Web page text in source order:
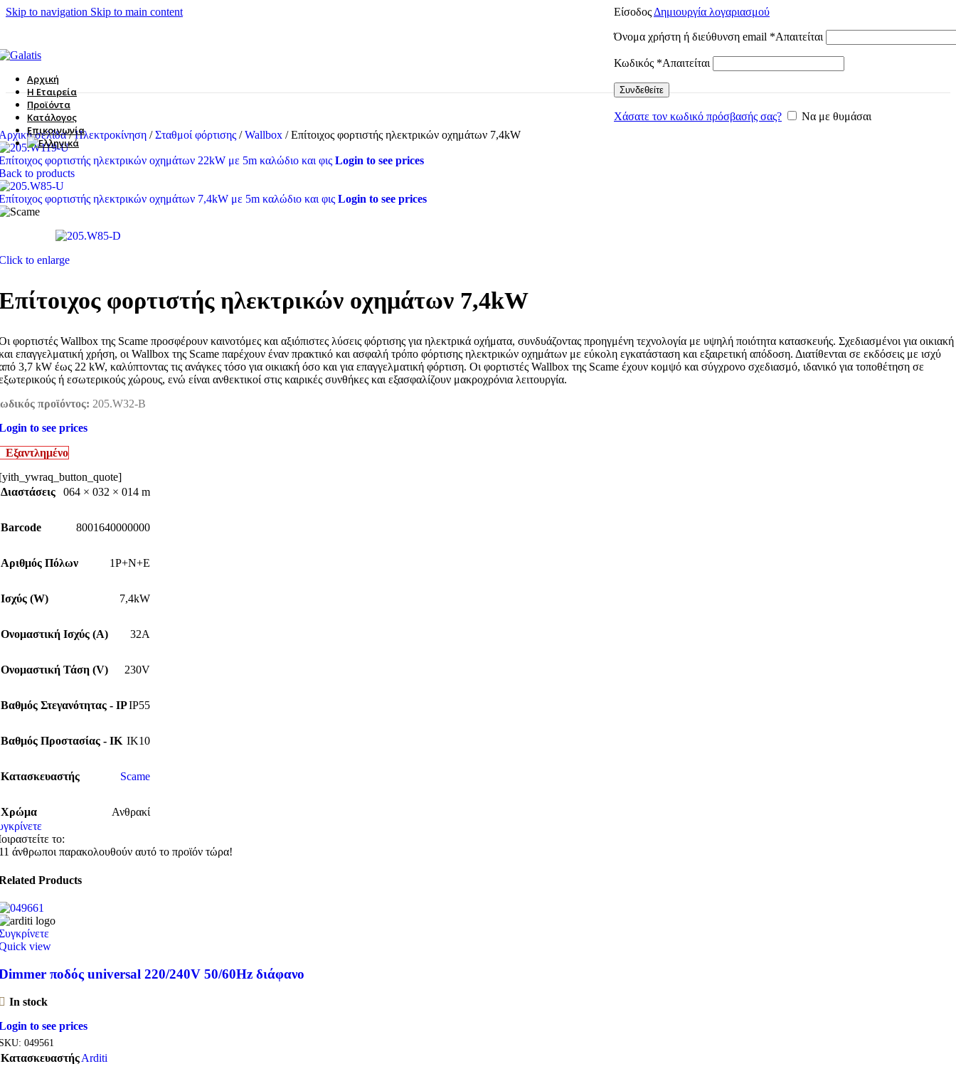
Skip to navigation Skip to main content Είσοδος Δημιουργία λογαριασμού
Όνομα χρήστη ή διεύθυνση email *Απαιτείται
Κωδικός *Απαιτείται
Συνδεθείτε
Χάσατε τον κωδικό πρόσβασής σας? Να με θυμάσαι
Αρχική
Η Εταιρεία
Προϊόντα
Κατάλογος
Επικοινωνία
σελίδα/ Ηλεκτροκίνηση / Σταθμοί φόρτισης / Wallbox / Επίτοιχος φορτιστής ηλεκτρικών οχημάτων 7,4kW
φορτιστής ηλεκτρικών οχημάτων 22kW με 5m καλώδιο και φις Login to see prices
to products
φορτιστής ηλεκτρικών οχημάτων 7,4kW με 5m καλώδιο και φις Login to see prices
to enlarge
φορτιστής ηλεκτρικών οχημάτων 7,4kW
φορτιστές Wallbox της Scame προσφέρουν καινοτόμες και αξιόπιστες λύσεις φόρτισης για ηλεκτρικά οχήματα, συνδυάζοντας προηγμένη τεχνολογία με υψηλή ποιότητα κατασκευής. Σχεδιασμένοι για οικιακή
επαγγελματική χρήση, οι Wallbox της Scame παρέχουν έναν πρακτικό και ασφαλή τρόπο φόρτισης ηλεκτρικών οχημάτων με εύκολη εγκατάσταση και εξαιρετική απόδοση. Διατίθενται σε εκδόσεις με ισχύ
3,7 kW έως 22 kW, καλύπτοντας τις ανάγκες τόσο για οικιακή όσο και για επαγγελματική φόρτιση. Οι φορτιστές Wallbox της Scame έχουν κομψό και σύγχρονο σχεδιασμό, ιδανικό για τοποθέτηση σε
ή εσωτερικούς χώρους, ενώ είναι ανθεκτικοί στις καιρικές συνθήκες και εξασφαλίζουν μακροχρόνια λειτουργία.
προϊόντος: 205.W32-B
to see prices
Εξαντλημένο
Διαστάσεις
064 × 032 × 014 m
Barcode 8001640000000
Αριθμός Πόλων 1P+N+E
Ισχύς (W) 7,4kW
Ονομαστική Ισχύς (Α) 32A
Ονομαστική Τάση (V) 230V
Βαθμός Στεγανότητας - IPIP55
Βαθμός Προστασίας - IK IK10
Κατασκευαστής Scame
Χρώμα
Ανθρακί
το:
άνθρωποι παρακολουθούν αυτό το προϊόν τώρα!
Products
view
ποδός universal 220/240V 50/60Hz διάφανο
In stock
to see prices
049561
ΚατασκευαστήςArditi